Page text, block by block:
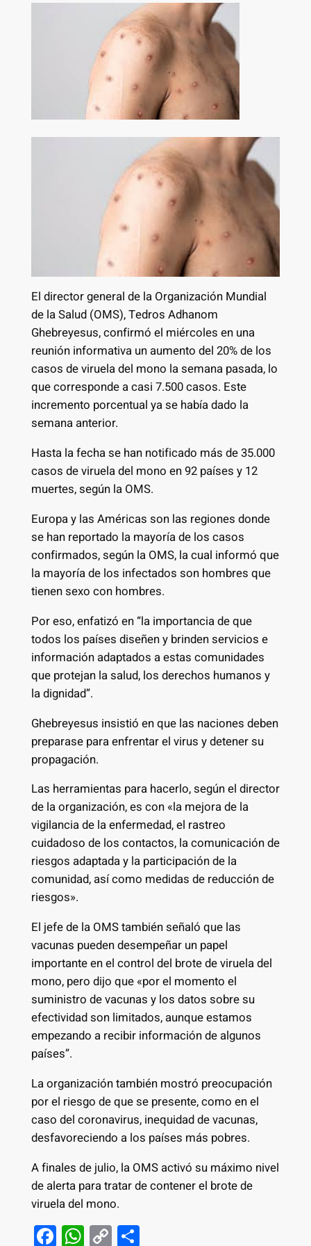
El director general de la Organización Mundial
de la Salud (OMS), Tedros Adhanom
Ghebreyesus, confirmó el miércoles en una
reunión informativa un aumento del 20% de los
casos de viruela del mono la semana pasada, lo
que corresponde a casi 7.500 casos. Este
incremento porcentual ya se había dado la
semana anterior.
Hasta la fecha se han notificado más de 35.000
casos de viruela del mono en 92 países y 12
muertes, según la OMS.
Europa y las Américas son las regiones donde
se han reportado la mayoría de los casos
confirmados, según la OMS, la cual informó que
la mayoría de los infectados son hombres que
tienen sexo con hombres.
Por eso, enfatizó en “la importancia de que
todos los países diseñen y brinden servicios e
información adaptados a estas comunidades
que protejan la salud, los derechos humanos y
la dignidad”.
Ghebreyesus insistió en que las naciones deben
preparase para enfrentar el virus y detener su
propagación.
Las herramientas para hacerlo, según el director
de la organización, es con «la mejora de la
vigilancia de la enfermedad, el rastreo
cuidadoso de los contactos, la comunicación de
riesgos adaptada y la participación de la
comunidad, así como medidas de reducción de
riesgos».
El jefe de la OMS también señaló que las
vacunas pueden desempeñar un papel
importante en el control del brote de viruela del
mono, pero dijo que «por el momento el
suministro de vacunas y los datos sobre su
efectividad son limitados, aunque estamos
empezando a recibir información de algunos
países”.
La organización también mostró preocupación
por el riesgo de que se presente, como en el
caso del coronavirus, inequidad de vacunas,
desfavoreciendo a los países más pobres.
A finales de julio, la OMS activó su máximo nivel
de alerta para tratar de contener el brote de
viruela del mono.
F W C S